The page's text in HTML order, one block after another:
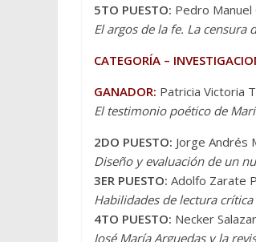
5TO PUESTO: Pedro Manuel
El argos de la fe. La censura
CATEGORÍA –
GANADOR: Patricia Victoria
El testimonio poético de
2DO PUESTO: Jorge Andrés
Diseño y evaluación de un
3ER PUESTO: Adolfo Zarate
Habilidades de lectura
4TO PUESTO: Necker
José María Arguedas y la